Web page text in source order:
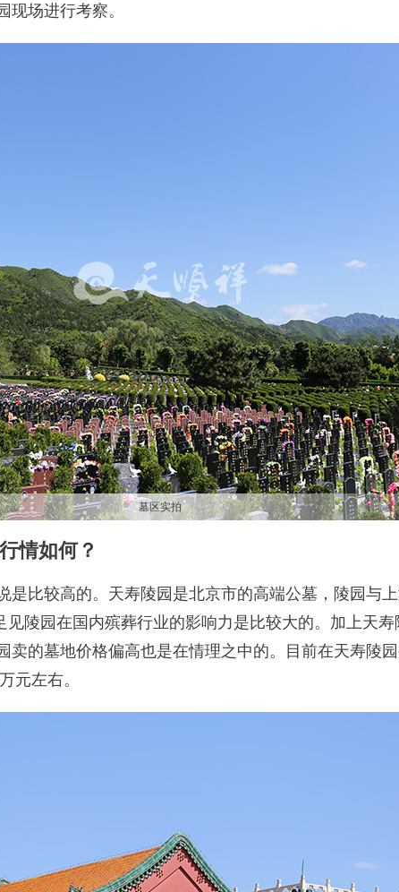
场进行考察。
墓区实拍
情如何？
是比较高的。天寿陵园是北京市的高端公墓，陵园与
见陵园在国内殡葬行业的影响力是比较大的。加上天
卖的墓地价格偏高也是在情理之中的。目前在天寿陵
元左右。